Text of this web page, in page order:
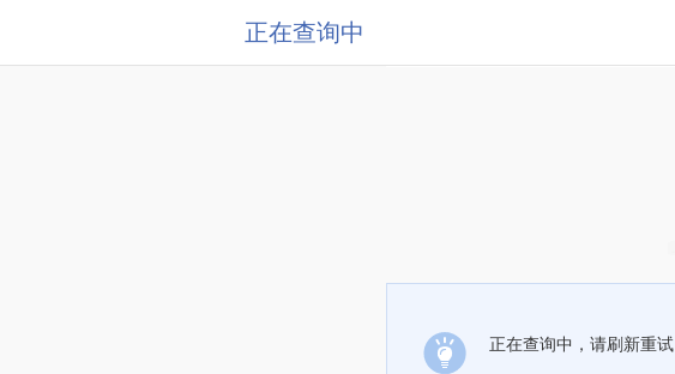
正在查询中
正在查询中，请刷新重试